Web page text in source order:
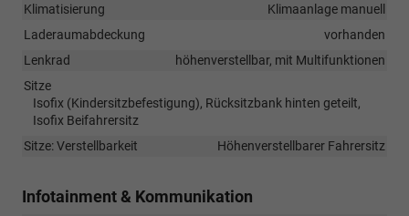
Klimatisierung
Klimaanlage manuell
Laderaumabdeckung
vorhanden
Lenkrad
höhenverstellbar, mit Multifunktionen
Sitze
Isofix (Kindersitzbefestigung), Rücksitzbank hinten geteilt,
Isofix Beifahrersitz
Sitze: Verstellbarkeit
Höhenverstellbarer Fahrersitz
Infotainment & Kommunikation